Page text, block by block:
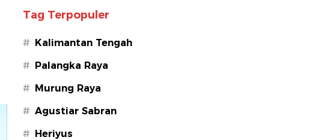
Tag Terpopuler
# Kalimantan Tengah
# Palangka Raya
# Murung Raya
# Agustiar Sabran
# Heriyus